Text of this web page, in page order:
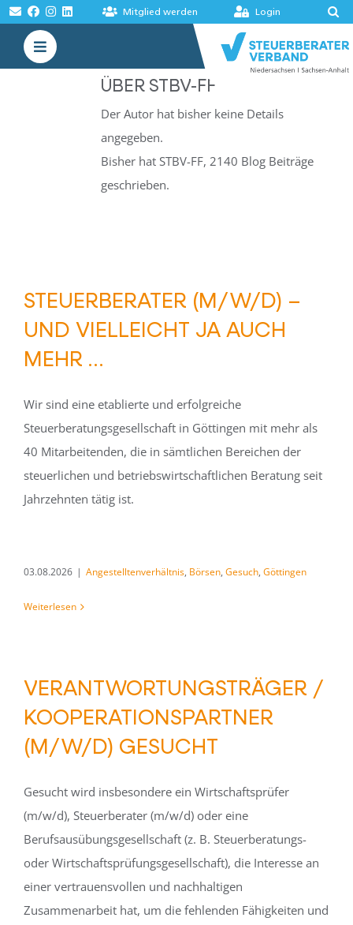
Zum
Inhalt
springen
Mitglied werden Login
Toggle
Navigation
MELDUNGEN
ÜBER STBV-FF
Der Autor hat bisher keine Details
angegeben.
Bisher hat STBV-FF, 2140 Blog Beiträge
geschrieben.
STEUERBERATER (M/W/D) –
UND VIELLEICHT JA AUCH
MEHR …
Wir sind eine etablierte und erfolgreiche
Steuerberatungsgesellschaft in Göttingen mit mehr als
40 Mitarbeitenden, die in sämtlichen Bereichen der
steuerlichen und betriebswirtschaftlichen Beratung seit
Jahrzehnten tätig ist.
03.08.2026 | Angestelltenverhältnis, Börsen, Gesuch, Göttingen
Weiterlesen
VERANTWORTUNGSTRÄGER /
KOOPERATIONSPARTNER
(M/W/D) GESUCHT
Gesucht wird insbesondere ein Wirtschaftsprüfer
(m/w/d), Steuerberater (m/w/d) oder eine
Berufsausübungsgesellschaft (z. B. Steuerberatungs-
oder Wirtschaftsprüfungsgesellschaft), die Interesse an
einer vertrauensvollen und nachhaltigen
Zusammenarbeit hat, um die fehlenden Fähigkeiten und